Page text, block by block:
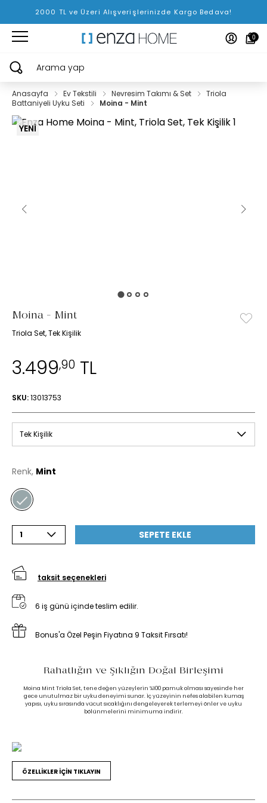
2000 TL ve Üzeri Alışverişlerinizde Kargo Bedava!
0
Arama yap
Anasayfa Ev Tekstili Nevresim Takımı & Set
Triola
Battaniyeli Uyku Seti
Moina - Mint
YENİ
Moina - Mint
Triola Set, Tek Kişilik
3.499,90 TL
SKU:13013753
Tek Kişilik
Renk, Mint
1 SEPETE EKLE
taksit seçenekleri
6 iş günü içinde teslim edilir.
Bonus'a Özel Peşin Fiyatına 9 Taksit Fırsatı!
Rahatlığın ve Şıklığın Doğal Birleşimi
Moina Mint Triola Set, tene değen yüzeylerin %100 pamuk olması sayesinde her
gece unutulmaz bir uyku deneyimi sunar. İç yüzeyinin nefes alabilen kumaş
yapısı, uyku sırasında vücut sıcaklığını dengeleyerek terlemeyi önler ve uyku
bölünmelerini minimuma indirir.
ÖZELLİKLER İÇİN TIKLAYIN